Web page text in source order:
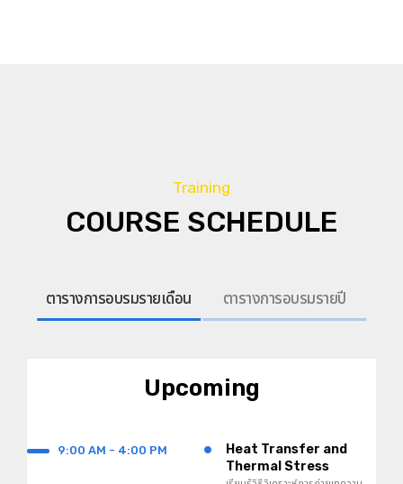
Training
COURSE SCHEDULE
ตารางการอบรมรายเดือน ตารางการอบรมรายปี
Upcoming
9:00 AM - 4:00 PM •
Heat Transfer and
Thermal Stress